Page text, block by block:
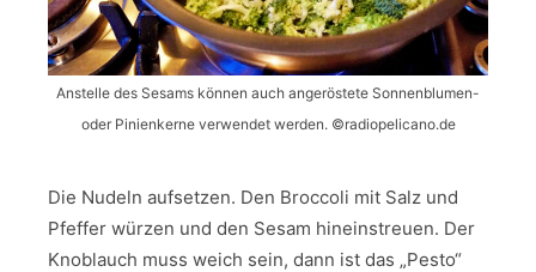
Anstelle des Sesams können auch angeröstete Sonnenblumen-
oder Pinienkerne verwendet werden. ©️radiopelicano.de
Die Nudeln aufsetzen. Den Broccoli mit Salz und
Pfeffer würzen und den Sesam hineinstreuen. Der
Knoblauch muss weich sein, dann ist das „Pesto“